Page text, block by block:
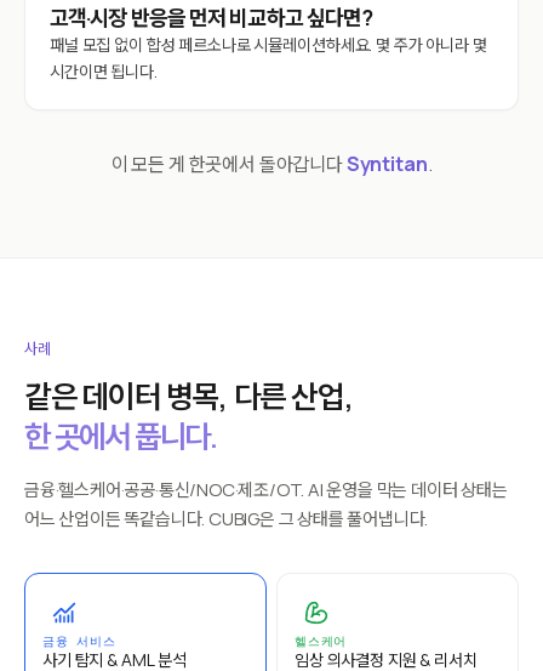
고객·시장 반응을 먼저 비교하고 싶다면?
패널 모집 없이 합성 페르소나로 시뮬레이션하세요. 몇 주가 아니라 몇
시간이면 됩니다.
이 모든 게 한곳에서 돌아갑니다Syntitan.
사례
같은 데이터 병목, 다른 산업,
한 곳에서 풉니다.
금융·헬스케어·공공·통신/NOC·제조/OT. AI 운영을 막는 데이터 상태는
어느 산업이든 똑같습니다. CUBIG은 그 상태를 풀어냅니다.
금융 서비스
사기 탐지 & AML 분석
헬스케어
임상 의사결정 지원 & 리서치